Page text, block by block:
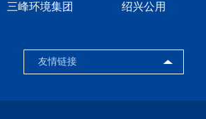
三峰环境集团 绍兴公用